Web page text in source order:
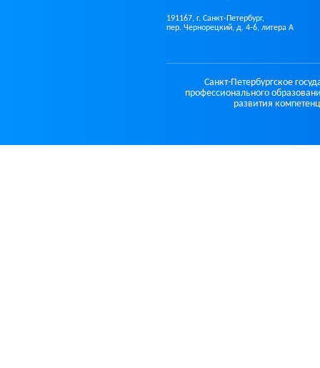
191167, г. Санкт-Петербург,
пер. Чернорецкий, д. 4-6, литера А
Санкт-Петербургское
профессионального
развития